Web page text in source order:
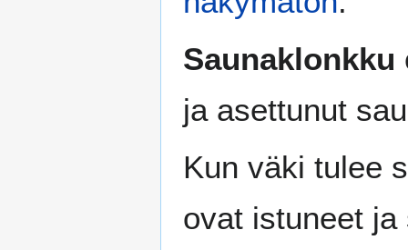
Saunaklonkku
ja asettunut
Kun väki tulee
ovat istuneet